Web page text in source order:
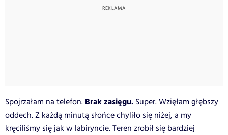
Spojrzałam na telefon. Brak zasięgu. Super. Wzięłam głębszy
oddech. Z każdą minutą słońce chyliło się niżej, a my
kręciliśmy się jak w labiryncie. Teren zrobił się bardziej